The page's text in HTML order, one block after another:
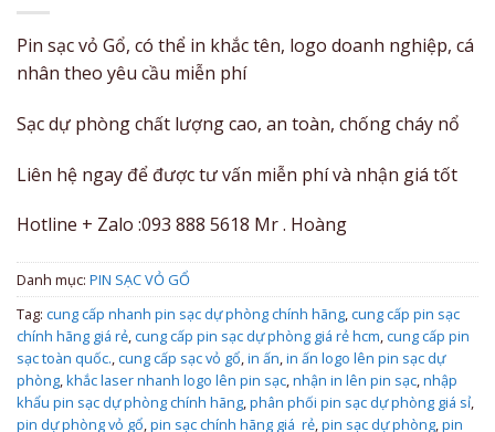
Pin sạc vỏ Gổ, có thể in khắc tên, logo doanh nghiệp, cá
nhân theo yêu cầu miễn phí
Sạc dự phòng chất lượng cao, an toàn, chống cháy nổ
Liên hệ ngay để được tư vấn miễn phí và nhận giá tốt
Hotline + Zalo :093 888 5618 Mr . Hoàng
Danh mục: PIN SẠC VỎ GỔ
Tag: cung cấp nhanh pin sạc dự phòng chính hãng,cung cấp pin sạc
chính hãng giá rẻ,cung cấp pin sạc dự phòng giá rẻ hcm,cung cấp pin
sạc toàn quốc.,cung cấp sạc vỏ gổ,in ấn,in ấn logo lên pin sạc dự
phòng,khắc laser nhanh logo lên pin sạc,nhận in lên pin sạc,nhập
khẩu pin sạc dự phòng chính hãng,phân phối pin sạc dự phòng giá sỉ,
pin dự phòng vỏ gổ,pin sạc chính hãng giá rẻ,pin sạc dự phòng,pin